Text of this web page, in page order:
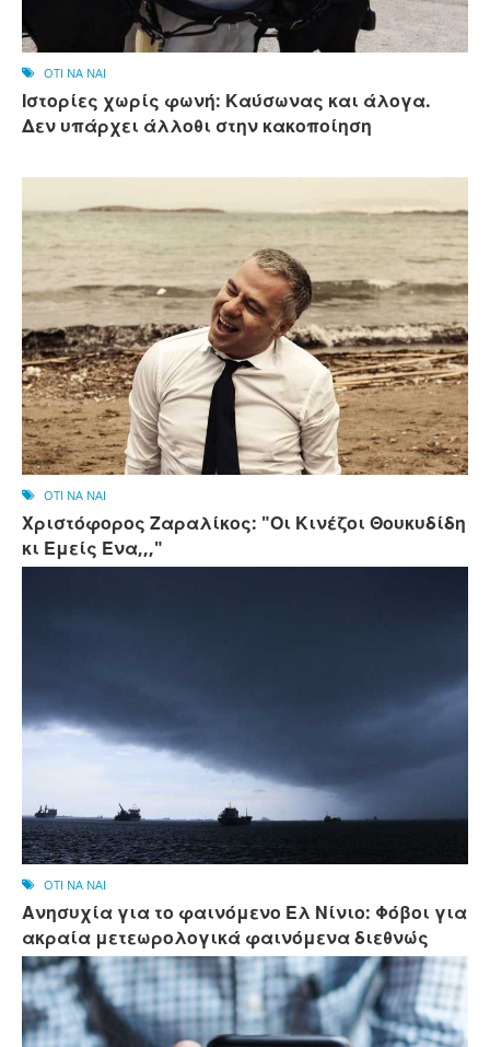
OTI NA NAI
Ιστορίες χωρίς φωνή: Καύσωνας και άλογα.
Δεν υπάρχει άλλοθι στην κακοποίηση
OTI NA NAI
Χριστόφορος Ζαραλίκος: "Οι Κινέζοι Θουκυδίδη
κι Εμείς Ένα,,,"
OTI NA NAI
Ανησυχία για το φαινόμενο Ελ Νίνιο: Φόβοι για
ακραία μετεωρολογικά φαινόμενα διεθνώς